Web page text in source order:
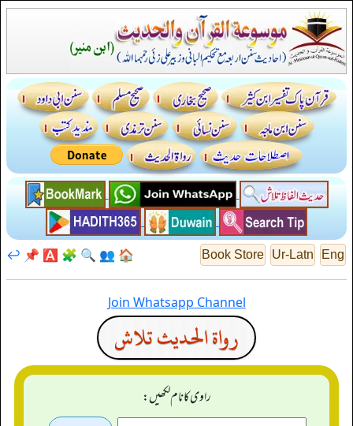
Eng
Ur-Latn
Book Store
🏠
👥
🔍
🧩
🅰️
📌
↩️
Join Whatsapp Channel
رواة الحديث تلاش
راوی کا نام لکھیں: